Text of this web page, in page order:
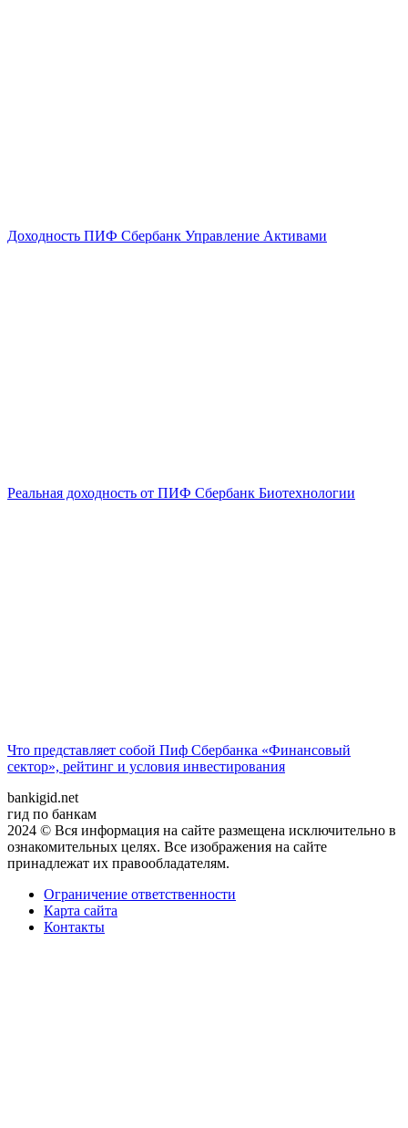
Доходность ПИФ Сбербанк Управление Активами
Реальная доходность от ПИФ Сбербанк Биотехнологии
Что представляет собой Пиф Сбербанка «Финансовый
сектор», рейтинг и условия инвестирования
bankigid.net
гид по банкам
2024 © Вся информация на сайте размещена исключительно в
ознакомительных целях. Все изображения на сайте
принадлежат их правообладателям.
Ограничение ответственности
Карта сайта
Контакты